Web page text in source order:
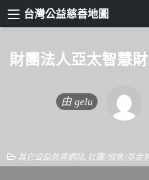
台灣公益慈善地圖
財團法人亞太智慧
由 gelu
其它公益慈善網站, 社團/協會/基金